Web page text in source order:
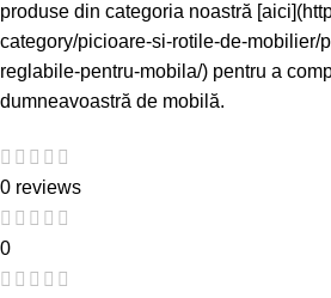
produse din categoria noastră
category/picioare-si-rotile-de-mobilier/
reglabile-pentru-mobila/) pentru a
dumneavoastră de mobilă.
0 reviews
0